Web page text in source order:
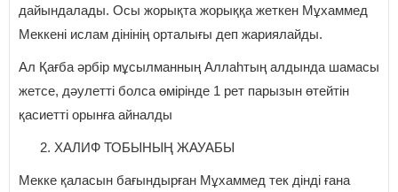
дайындалады. Осы жорықта жорыққа жеткен Мұхаммед
Меккені ислам дінінің орталығы деп жариялайды.
Ал Қағба әрбір мұсылманның Аллаһтың алдында шамасы
жетсе, дәулетті болса өмірінде 1 рет парызын өтейтін
қасиетті орынға айналды
ХАЛИФ ТОБЫНЫҢ ЖАУАБЫ
Мекке қаласын бағындырған Мұхаммед тек дінді ғана